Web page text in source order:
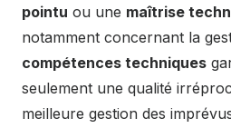
pointu ou une maîtrise
notamment concernant la
compétences techniques
seulement une qualité
meilleure gestion des